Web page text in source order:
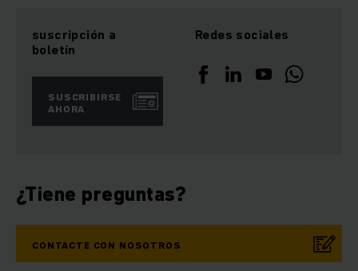
suscripción a
boletín
SUSCRIBIRSE
AHORA
Redes sociales
¿Tiene preguntas?
CONTACTE CON NOSOTROS